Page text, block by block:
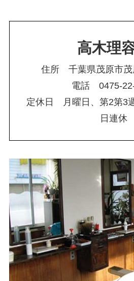
高木理
住所 千葉県茂原市
電話 0475-
定休日 月曜日、第2第3
日連休